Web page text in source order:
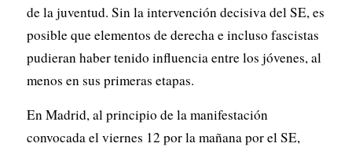
de la juventud. Sin la intervención decisiva del SE, es
posible que elementos de derecha e incluso fascistas
pudieran haber tenido influencia entre los jóvenes, al
menos en sus primeras etapas.
En Madrid, al principio de la manifestación
convocada el viernes 12 por la mañana por el SE,